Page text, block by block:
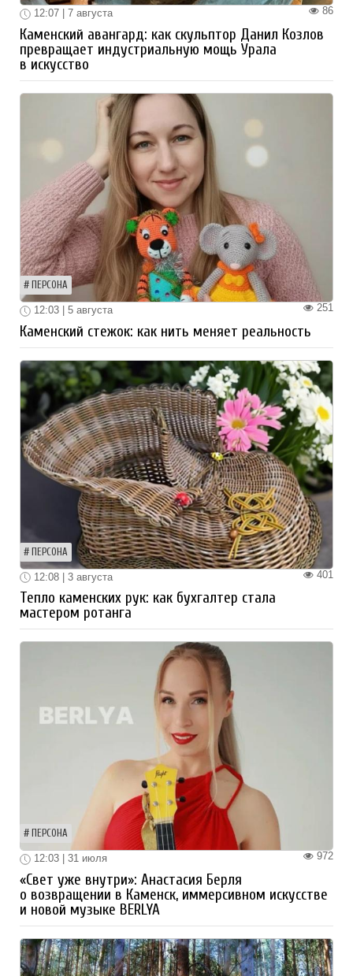
86
12:07 | 7 августа
Каменский авангард: как скульптор Данил Козлов
превращает индустриальную мощь Урала
в искусство
ПЕРСОНА
251
12:03 | 5 августа
Каменский стежок: как нить меняет реальность
ПЕРСОНА
401
12:08 | 3 августа
Тепло каменских рук: как бухгалтер стала
мастером ротанга
ПЕРСОНА
972
12:03 | 31 июля
«Свет уже внутри»: Анастасия Берля
о возвращении в Каменск, иммерсивном искусстве
и новой музыке BERLYA